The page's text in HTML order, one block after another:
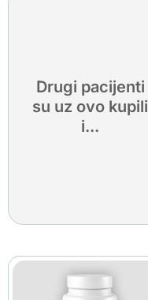
Drugi pacijenti
su uz ovo kupili
i...